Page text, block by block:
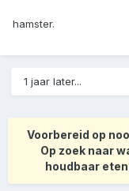
hamster.
1 jaar later...
Voorbereid op
Op zoek naar
houdbaar